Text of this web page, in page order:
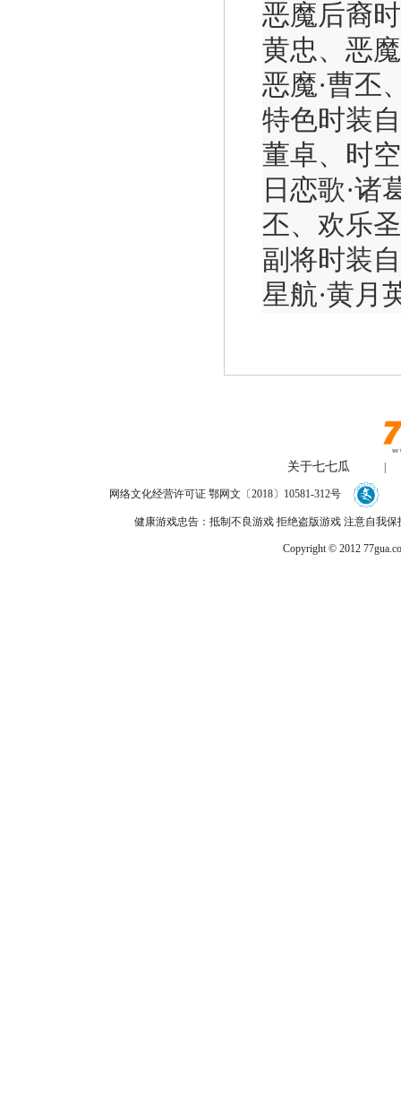
恶魔后裔
黄忠、恶
恶魔·曹丕
特色时装
董卓、时
日恋歌·诸
丕、欢乐
副将时装
星航·黄月
关于七七瓜
网络文化经营许可证 鄂网文〔2018〕10581-312号
健康游戏忠告：抵制不良游戏 拒绝盗版游戏 注意自我
Copyright © 2012